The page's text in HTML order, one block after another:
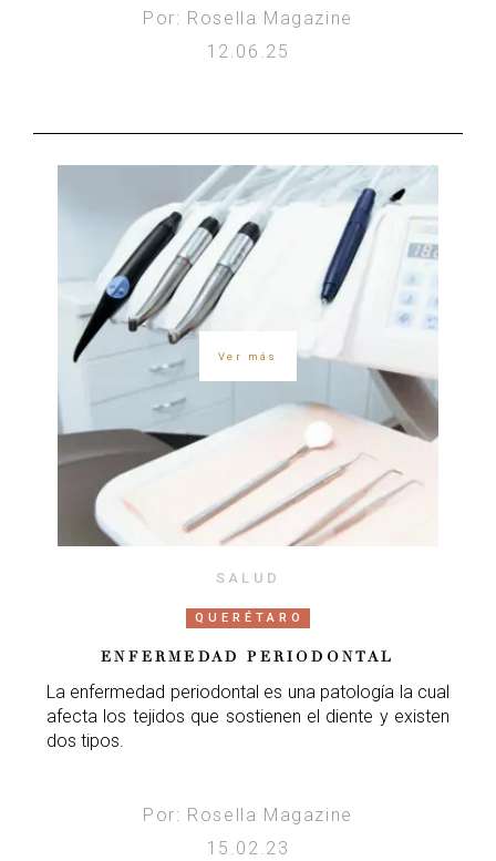
Por: Rosella Magazine
12.06.25
Ver más
SALUD
QUERÉTARO
ENFERMEDAD PERIODONTAL
La enfermedad periodontal es una patología la cual
afecta los tejidos que sostienen el diente y existen
dos tipos.
Por: Rosella Magazine
15.02.23